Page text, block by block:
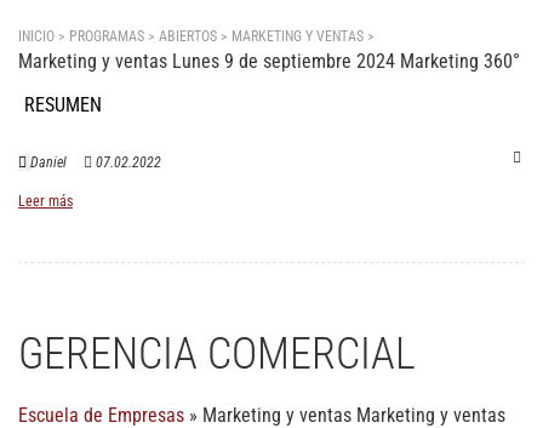
INICIO > PROGRAMAS > ABIERTOS > MARKETING Y VENTAS >
Marketing y ventas Lunes 9 de septiembre 2024 Marketing 360°
RESUMEN
Daniel 07.02.2022
Leer más
GERENCIA COMERCIAL
Escuela de Empresas » Marketing y ventas Marketing y ventas